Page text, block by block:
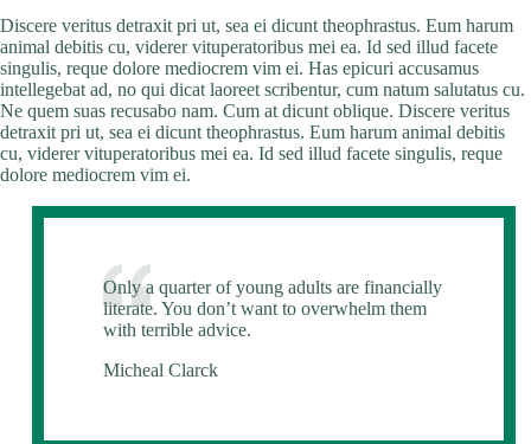
Discere veritus detraxit pri ut, sea ei dicunt theophrastus. Eum harum
animal debitis cu, viderer vituperatoribus mei ea. Id sed illud facete
singulis, reque dolore mediocrem vim ei. Has epicuri accusamus
intellegebat ad, no qui dicat laoreet scribentur, cum natum salutatus cu.
Ne quem suas recusabo nam. Cum at dicunt oblique. Discere veritus
detraxit pri ut, sea ei dicunt theophrastus. Eum harum animal debitis
cu, viderer vituperatoribus mei ea. Id sed illud facete singulis, reque
dolore mediocrem vim ei.
Only a quarter of young adults are financially
literate. You don’t want to overwhelm them
with terrible advice.
Micheal Clarck